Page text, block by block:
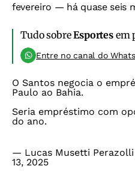
fevereiro — há quase seis
Tudo sobreEsportesem
Entre no canal do
O Santos negocia o
Paulo ao Bahia.
Seria empréstimo com
do ano.
— Lucas Musetti
13, 2025